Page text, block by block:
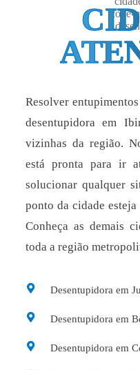
Resolver
desentupidora em
vizinhas da região.
está pronta para ir
solucionar qualquer
ponto da cidade
Conheça as demais
toda a região
Desentupidora em
Desentupidora em
Desentupidora em